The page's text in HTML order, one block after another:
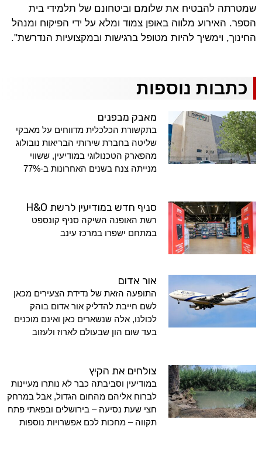
שמטרתה להבטיח את שלומם וביטחונם של תלמידי בית
הספר. האירוע מלווה באופן צמוד ומלא על ידי הפיקוח ומנהל
החינוך, וימשיך להיות מטופל ברגישות ובמקצועיות הנדרשת".
כתבות נוספות
מאבק מבפנים
בתקשורת הכלכלית מדווחים על מאבקי
שליטה בחברת שירותי הבריאות נובולוג
מהפארק הטכנולוגי במודיעין, ששווי
מנייתה צנח בשנים האחרונות ב-77%
סניף חדש במודיעין לרשת H&O
רשת האופנה השיקה סניף קונספט
במתחם ישפרו במרכז עינב
אור אדום
התופעה הזאת של נדידת הצעירים מכאן
לשם חייבת להדליק אור אדום בוהק
לכולנו, אלה שנשארים כאן ואינם מוכנים
בעד שום הון שבעולם לארוז ולעזוב
צולחים את הקיץ
במודיעין וסביבתה כבר לא נותרו מעיינות
לברוח אליהם מהחום הגדול, אבל במרחק
חצי שעת נסיעה – בירושלים ובפאתי פתח
תקווה – מחכות לכם אפשרויות נוספות